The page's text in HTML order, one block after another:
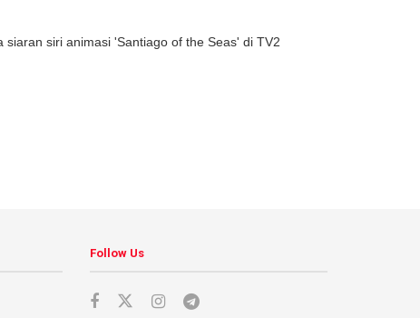
siri animasi 'Santiago of the Seas' di TV2
Follow Us